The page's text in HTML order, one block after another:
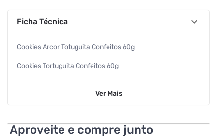
Ficha Técnica
Cookies Arcor Totuguita Confeitos 60g
Cookies Tortuguita Confeitos 60g
Ver Mais
Aproveite e compre junto